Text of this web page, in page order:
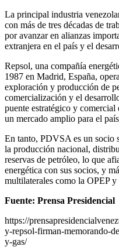
La principal industria
con más de tres décadas de
por avanzar en alianzas
extranjera en el país y el
Repsol, una compañía
1987 en Madrid, España,
exploración y producción de
comercialización y el
puente estratégico y
un mercado amplio para el
En tanto, PDVSA es un socio
la producción nacional,
reservas de petróleo, lo que
energética con sus socios, y
multilaterales como la OPEP
Fuente: Prensa Presidencial
https://
y-repsol-firman-memorando-
y-gas/